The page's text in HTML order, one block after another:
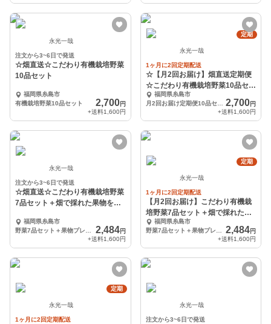
永光一哉
注文から3~6日で発送
☆畑直送☆こだわり有機栽培野菜
10品セット
福岡県糸島市
有機栽培野菜10品セット
2,700円
+送料1,600円
定期
永光一哉
1ヶ月に2回定期配送
☆【月2回お届け】畑直送定期便
☆こだわり有機栽培野菜10品セッ
ト 福岡県糸島市
月2回お届け定期便10品セット
2,700円
+送料1,600円
永光一哉
注文から3~6日で発送
☆畑直送☆こだわり有機栽培野菜
7品セット＋畑で採れた果物をプ
福岡県糸島市
2,484円
+送料1,600円
定期
永光一哉
1ヶ月に2回定期配送
【月2回お届け】こだわり有機栽
培野菜7品セット＋畑で採れた果
物をプレゼント‼️
福岡県糸島市
2,484円
+送料1,600円
定期
永光一哉
1ヶ月に2回定期配送
永光一哉
注文から3~6日で発送